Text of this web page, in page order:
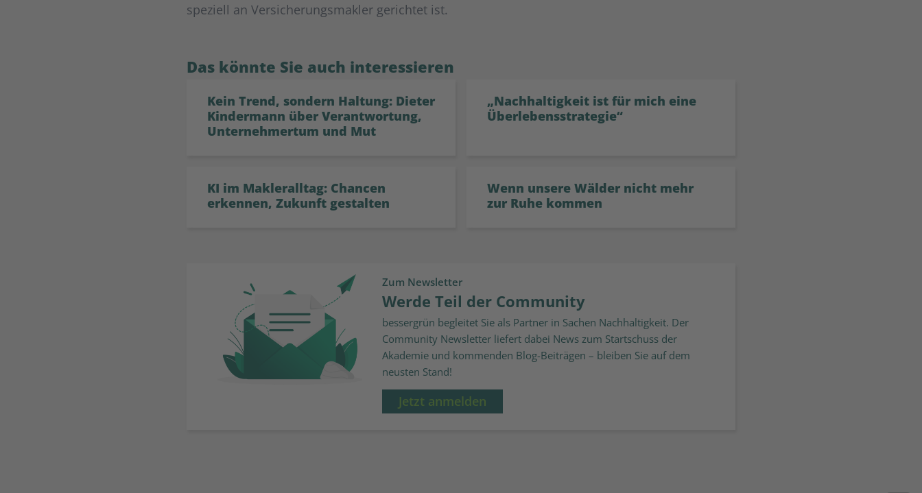
speziell an Versicherungsmakler gerichtet ist.
Das könnte Sie auch interessieren
Kein Trend, sondern Haltung: Dieter
Kindermann über Verantwortung,
Unternehmertum und Mut
„Nachhaltigkeit ist für mich eine
Überlebensstrategie“
KI im Makleralltag: Chancen
erkennen, Zukunft gestalten
Wenn unsere Wälder nicht mehr
zur Ruhe kommen
Zum Newsletter
Werde Teil der Community
bessergrün begleitet Sie als Partner in Sachen Nachhaltigkeit. Der
Community Newsletter liefert dabei News zum Startschuss der
Akademie und kommenden Blog-Beiträgen – bleiben Sie auf dem
neusten Stand!
Jetzt anmelden